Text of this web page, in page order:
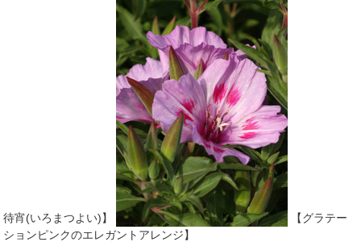
待宵(いろまつよい)】
【グラテー
ションピンクのエレガントアレンジ】